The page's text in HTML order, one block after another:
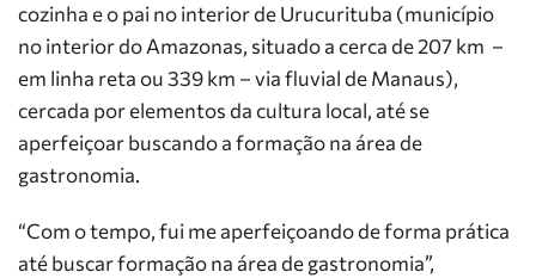
cozinha e o pai no interior de Urucurituba (município
no interior do Amazonas, situado a cerca de 207 km –
em linha reta ou 339 km – via fluvial de Manaus),
cercada por elementos da cultura local, até se
aperfeiçoar buscando a formação na área de
gastronomia.
“Com o tempo, fui me aperfeiçoando de forma prática
até buscar formação na área de gastronomia”,